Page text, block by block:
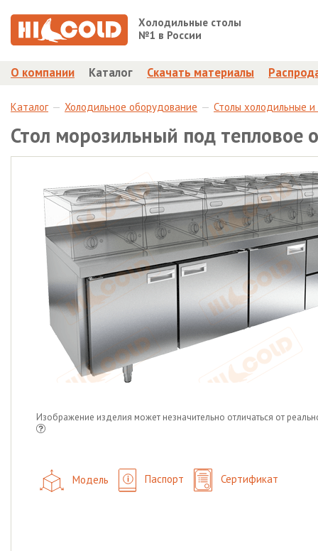
Холодильные столы
№1 в России
О компании Каталог Скачать материалы
Каталог Холодильное оборудование Столы холодильные
Стол морозильный под тепловое
Изображение изделия может незначительно отличаться от
Модель Паспорт Сертификат